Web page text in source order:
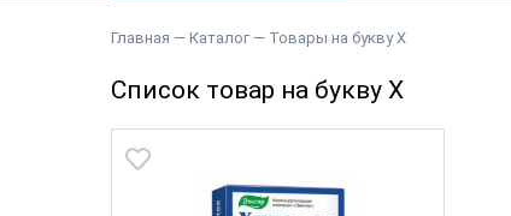
Главная — Каталог — Товары на букву Х
Список товар на букву Х